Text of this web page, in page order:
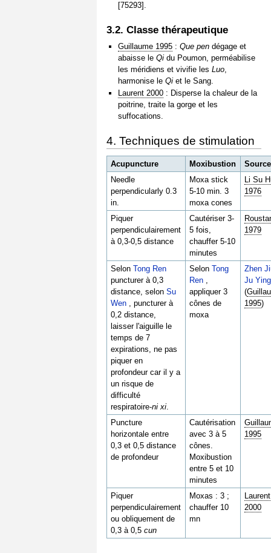
[75293].
3.2. Classe thérapeutique
Guillaume 1995 :Que pen dégage et
abaisse leQi du Poumon, perméabilise
les méridiens et vivifie lesLuo
harmonise leQi et le Sang.
Laurent 2000 : Disperse la chaleur de la
poitrine, traite la gorge et les
suffocations.
4. Techniques de stimulation
Acupuncture Moxibustion
Source
Needle
perpendicularly 0.3
in.
Moxa stick
5-10 min. 3
moxa cones
Li Su
1976
Piquer
perpendiculairement
à 0,3-0,5 distance
Cautériser 3-
5 fois,
chauffer 5-10
minutes
1979
SelonTong Ren
puncturer à 0,3
distance, selonSu
Wen , puncturer à
0,2 distance,
laisser l'aiguille le
temps de 7
expirations, ne pas
piquer en
profondeur car il y a
un risque de
difficulté
respiratoire-ni xi
SelonTong
Ren
appliquer 3
cônes de
moxa
Zhen
Ju Ying
(
1995)
Puncture
horizontale entre
0,3 et 0,5 distance
de profondeur
Cautérisation
avec 3 à 5
cônes.
Moxibustion
entre 5 et 10
minutes
1995
Piquer
perpendiculairement
ou obliquement de
0,3 à 0,5cun
Moxas : 3 ;
chauffer 10
mn
Laurent
2000